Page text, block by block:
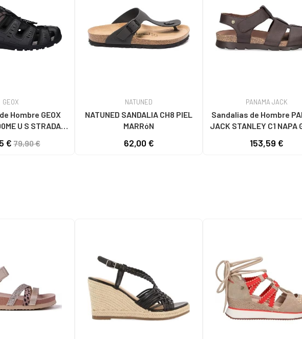
GEOX
Hombre GEOX
U S STRADA
€79,90 €
NATUNED
NATUNED SANDALIA CH8 PIEL
MARRóN
62,00 €
PANAMA JACK
Sandalias de Hombre
JACK STANLEY C1 NAPA
153,59 €